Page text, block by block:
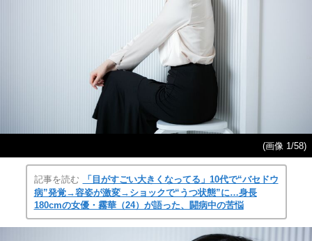
(画像 1/58)
記事を読む
「目がすごい大きくなってる」10代で“バセドウ
病”発覚→容姿が激変→ショックで“うつ状態”に…身長
180cmの女優・霧華（24）が語った、闘病中の苦悩